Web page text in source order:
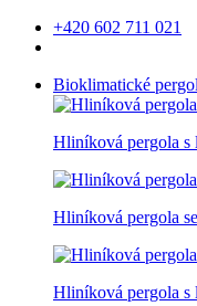
+420 602 711 021
Bioklimatické
Hliníková pergola s
Hliníková pergola
Hliníková pergola s